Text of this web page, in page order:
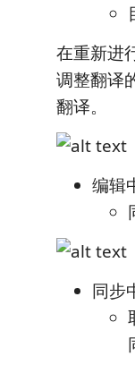
在重新进
调整翻译
翻译。
编辑
同步